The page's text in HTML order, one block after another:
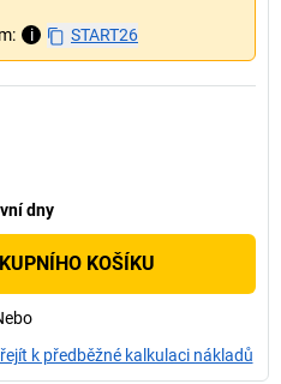
i START26
dny
KOŠÍKU
k předběžné kalkulaci nákladů